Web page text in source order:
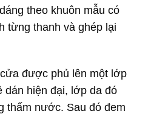
theo khuôn mẫu có
từng thanh và ghép lại
được phủ lên một lớp
dán hiện đại, lớp da đó
thấm nước. Sau đó đem